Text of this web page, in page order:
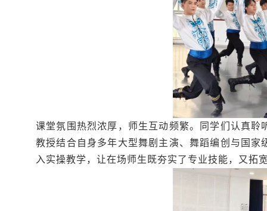
课堂氛围热烈浓厚，师生互动频繁。同学们认真
教授结合自身多年大型舞剧主演、舞蹈编创与国
入实操教学，让在场师生既夯实了专业技能，又拓